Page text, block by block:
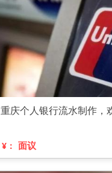
重庆个人银行流水制作，
¥： 面议